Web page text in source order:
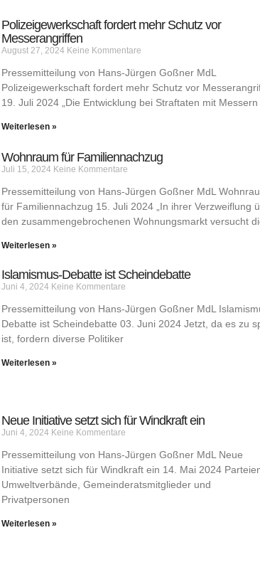
Polizeigewerkschaft fordert mehr Schutz vor
Messerangriffen
August 27, 2024 Keine Kommentare
Pressemitteilung von Hans-Jürgen Goßner MdL
Polizeigewerkschaft fordert mehr Schutz vor
19. Juli 2024 „Die Entwicklung bei Straftaten mit Messern
Weiterlesen »
Wohnraum für Familiennachzug
Juli 15, 2024 Keine Kommentare
Pressemitteilung von Hans-Jürgen Goßner MdL
für Familiennachzug 15. Juli 2024 „In ihrer Verzweiflung
den zusammengebrochenen Wohnungsmarkt versucht
Weiterlesen »
Islamismus-Debatte ist Scheindebatte
Juni 4, 2024 Keine Kommentare
Pressemitteilung von Hans-Jürgen Goßner MdL
Debatte ist Scheindebatte 03. Juni 2024 Jetzt, da es zu
ist, fordern diverse Politiker
Weiterlesen »
Neue Initiative setzt sich für Windkraft ein
Juni 4, 2024 Keine Kommentare
Pressemitteilung von Hans-Jürgen Goßner MdL Neue
Initiative setzt sich für Windkraft ein 14. Mai 2024
Umweltverbände, Gemeinderatsmitglieder und
Privatpersonen
Weiterlesen »